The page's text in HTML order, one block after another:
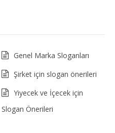
Genel Marka Sloganları
Şirket için slogan önerileri
Yiyecek ve İçecek için
Slogan Önerileri